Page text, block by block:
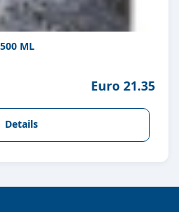
ML
Euro 21.35
Details